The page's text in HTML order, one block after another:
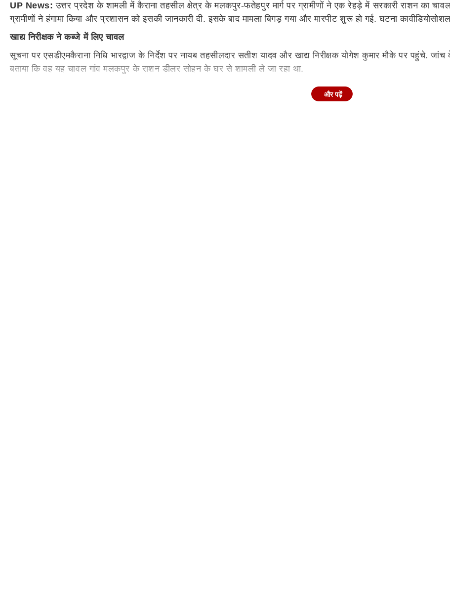
UP News: उत्तर प्रदेश के शामली मेंकैरानातहसील क्षेत्र केमलकपुर-फतेहपुर मार्ग पर ग्रामीणों ने एकरेहड़ेमें सरकारी राशन का
ग्रामीणों ने हंगामा किया और प्रशासन को इसकी जानकारीदी. इसके बाद मामला बिगड़ गया और मारपीट शुरू हो गई. घटना कावीडियोसोशल
खाद्य निरीक्षकने कब्जे में लिए चावल
सूचना परएसडीएमकैरानानिधिभारद्वाज के निर्देश पर नायब तहसीलदारसतीश यादव और खाद्य निरीक्षक योगेश कुमार मौके पर पहुंचे.
बताया कि वह यह चावल गांवमलकपुर के राशन डीलर सोहनके घर से शामलीले जा रहा था.
और पढ़ें